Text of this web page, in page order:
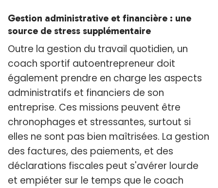
Gestion administrative et financière : une
source de stress supplémentaire
Outre la gestion du travail quotidien, un
coach sportif autoentrepreneur doit
également prendre en charge les aspects
administratifs et financiers de son
entreprise. Ces missions peuvent être
chronophages et stressantes, surtout si
elles ne sont pas bien maîtrisées. La gestion
des factures, des paiements, et des
déclarations fiscales peut s'avérer lourde
et empiéter sur le temps que le coach